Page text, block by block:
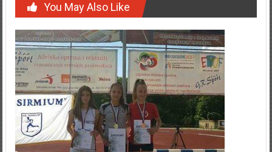
You May Also Like